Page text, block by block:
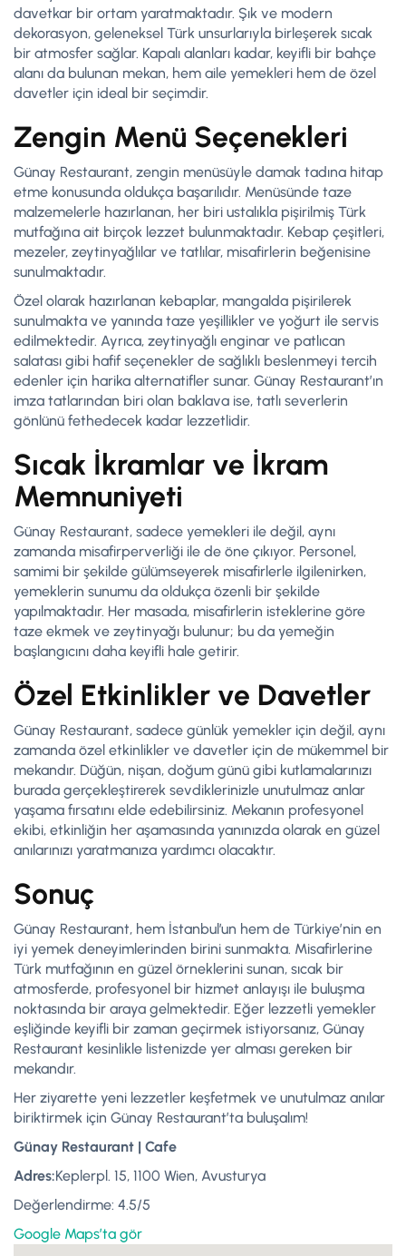
davetkar bir ortam yaratmaktadır. Şık ve modern
dekorasyon, geleneksel Türk unsurlarıyla birleşerek sıcak
bir atmosfer sağlar. Kapalı alanları kadar, keyifli bir bahçe
alanı da bulunan mekan, hem aile yemekleri hem de özel
davetler için ideal bir seçimdir.
Zengin Menü Seçenekleri
Günay Restaurant, zengin menüsüyle damak tadına hitap
etme konusunda oldukça başarılıdır. Menüsünde taze
malzemelerle hazırlanan, her biri ustalıkla pişirilmiş Türk
mutfağına ait birçok lezzet bulunmaktadır. Kebap çeşitleri,
mezeler, zeytinyağlılar ve tatlılar, misafirlerin beğenisine
sunulmaktadır.
Özel olarak hazırlanan kebaplar, mangalda pişirilerek
sunulmakta ve yanında taze yeşillikler ve yoğurt ile servis
edilmektedir. Ayrıca, zeytinyağlı enginar ve patlıcan
salatası gibi hafif seçenekler de sağlıklı beslenmeyi tercih
edenler için harika alternatifler sunar. Günay Restaurant’ın
imza tatlarından biri olan baklava ise, tatlı severlerin
gönlünü fethedecek kadar lezzetlidir.
Sıcak İkramlar ve İkram
Memnuniyeti
Günay Restaurant, sadece yemekleri ile değil, aynı
zamanda misafirperverliği ile de öne çıkıyor. Personel,
samimi bir şekilde gülümseyerek misafirlerle ilgilenirken,
yemeklerin sunumu da oldukça özenli bir şekilde
yapılmaktadır. Her masada, misafirlerin isteklerine göre
taze ekmek ve zeytinyağı bulunur; bu da yemeğin
başlangıcını daha keyifli hale getirir.
Özel Etkinlikler ve Davetler
Günay Restaurant, sadece günlük yemekler için değil, aynı
zamanda özel etkinlikler ve davetler için de mükemmel bir
mekandır. Düğün, nişan, doğum günü gibi kutlamalarınızı
burada gerçekleştirerek sevdiklerinizle unutulmaz anlar
yaşama fırsatını elde edebilirsiniz. Mekanın profesyonel
ekibi, etkinliğin her aşamasında yanınızda olarak en güzel
anılarınızı yaratmanıza yardımcı olacaktır.
Sonuç
Günay Restaurant, hem İstanbul’un hem de Türkiye’nin en
iyi yemek deneyimlerinden birini sunmakta. Misafirlerine
Türk mutfağının en güzel örneklerini sunan, sıcak bir
atmosferde, profesyonel bir hizmet anlayışı ile buluşma
noktasında bir araya gelmektedir. Eğer lezzetli yemekler
eşliğinde keyifli bir zaman geçirmek istiyorsanız, Günay
Restaurant kesinlikle listenizde yer alması gereken bir
mekandır.
Her ziyarette yeni lezzetler keşfetmek ve unutulmaz anılar
biriktirmek için Günay Restaurant’ta buluşalım!
Günay Restaurant | Cafe
Adres:Keplerpl. 15, 1100 Wien, Avusturya
Değerlendirme: 4.5/5
Google Maps’ta gör